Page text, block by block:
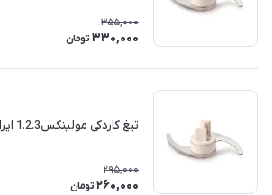
355,000
330,000 تومان
تیغ کاردکی مولینکس1.2.3 ایرانی
295,000
260,000 تومان